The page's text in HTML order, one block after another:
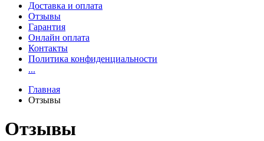
Доставка и оплата
Отзывы
Гарантия
Онлайн оплата
Контакты
Политика конфиденциальности
...
Главная
Отзывы
Отзывы